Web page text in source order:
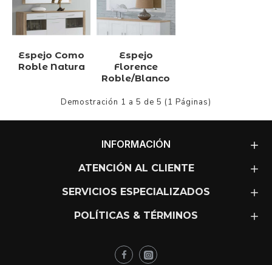
Espejo Como
Roble Natura
Espejo
Florence
Roble/Blanco
Demostración 1 a 5 de 5 (1 Páginas)
INFORMACIÓN
ATENCIÓN AL CLIENTE
SERVICIOS ESPECIALIZADOS
POLÍTICAS & TÉRMINOS